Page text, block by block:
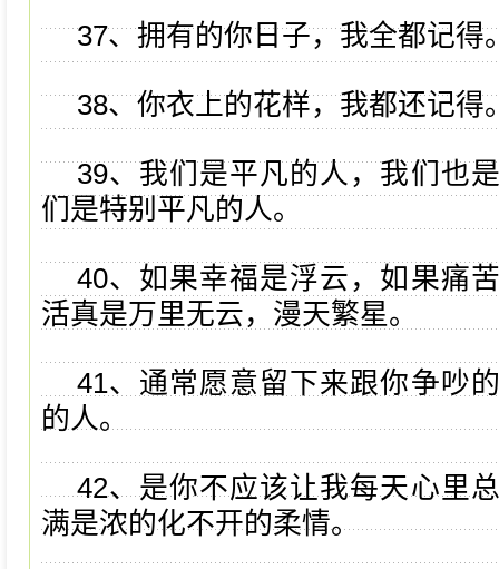
37、拥有的你日子，我全都记得
38、你衣上的花样，我都还记得
39、我们是平凡的人，我们也
们是特别平凡的人。
40、如果幸福是浮云，如果痛
活真是万里无云，漫天繁星。
41、通常愿意留下来跟你争吵
的人。
42、是你不应该让我每天心里
满是浓的化不开的柔情。